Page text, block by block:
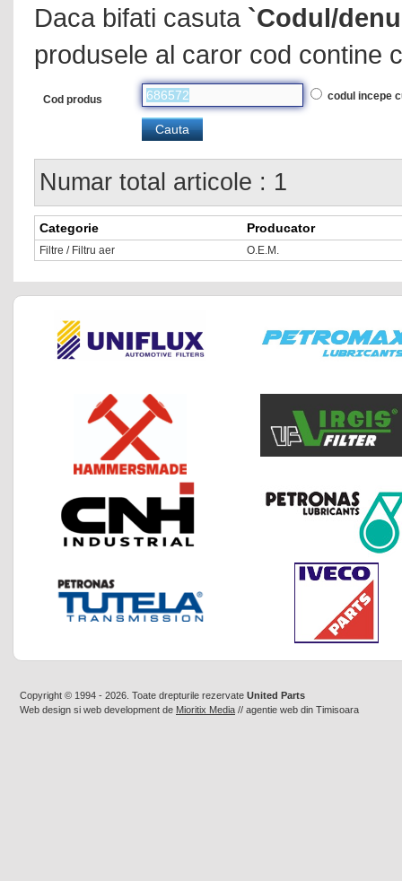
Daca bifati casuta `Codul/
produsele al caror cod contine
Cod produs codul incepe
Numar total articole : 1
Categorie Producator
Filtre / Filtru aer O.E.M.
Copyright © 1994 - 2026. Toate drepturile rezervate United Parts
Web design si web development de Mioritix Media // agentie web din Timisoara